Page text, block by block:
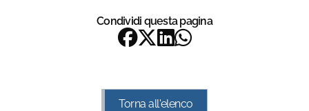
Condividi questa pagina
Torna all'elenco